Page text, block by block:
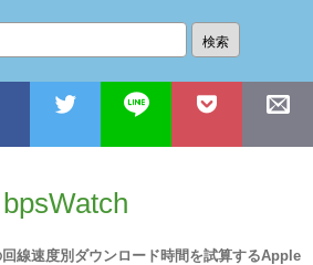
bpsWatch
線速度別ダウンロード時間を試算するApple